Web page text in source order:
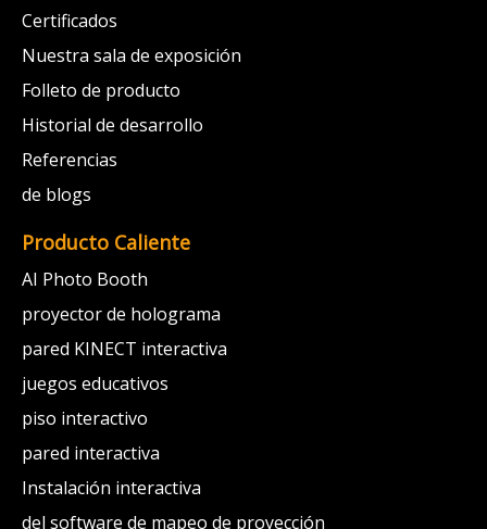
Certificados
Nuestra sala de exposición
Folleto de producto
Historial de desarrollo
Referencias
de blogs
Producto Caliente
AI Photo Booth
proyector de holograma
pared KINECT interactiva
juegos educativos
piso interactivo
pared interactiva
Instalación interactiva
del software de mapeo de proyección